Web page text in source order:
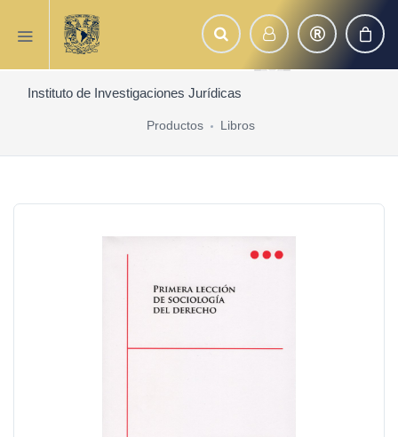
Instituto de Investigaciones Jurídicas
Productos Libros